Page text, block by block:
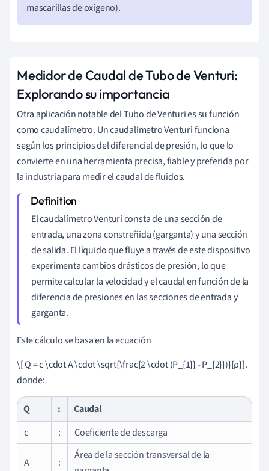
mascarillas de oxígeno).
Medidor de Caudal de Tubo de Venturi:
Explorando su importancia
Otra aplicación notable del Tubo de Venturi es su función
como caudalímetro. Un caudalímetro Venturi funciona
según los principios del diferencial de presión, lo que lo
convierte en una herramienta precisa, fiable y preferida por
la industria para medir el caudal de fluidos.
El caudalímetro Venturi consta de una sección de
entrada, una zona constreñida (garganta) y una sección
de salida. El líquido que fluye a través de este dispositivo
experimenta cambios drásticos de presión, lo que
permite calcular la velocidad y el caudal en función de la
diferencia de presiones en las secciones de entrada y
garganta.
Este cálculo se basa en la ecuación
\[ Q = c \cdot A \cdot \sqrt{\frac{2 \cdot (P_{1}} - P_{2}})}{ρ}].
donde:
Q :
Caudal
c
: Coeficiente de descarga
A :
Área de la sección transversal de la